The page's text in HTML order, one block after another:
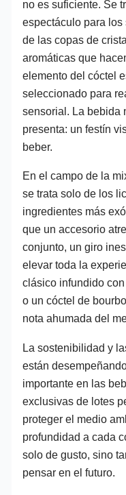
no es suficiente. Se
espectáculo para
de las copas de
aromáticas que
elemento del cóctel
seleccionado para
sensorial. La bebida
presenta: un festín
beber.
En el campo de la
se trata solo de los
ingredientes más
que un accesorio
conjunto, un giro
elevar toda la
clásico infundido
o un cóctel de
nota ahumada del
La sostenibilidad y
están
importante en las
exclusivas de lotes
proteger el medio
profundidad a cada
solo de gusto, sino
pensar en el futuro.